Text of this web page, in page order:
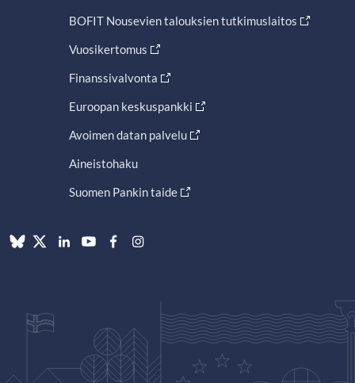
BOFIT Nousevien talouksien tutkimuslaitos
Vuosikertomus
Finanssivalvonta
Euroopan keskuspankki
Avoimen datan palvelu
Aineistohaku
Suomen Pankin taide